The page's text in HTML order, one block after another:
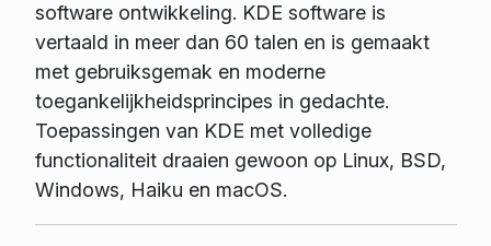
software ontwikkeling. KDE software is
vertaald in meer dan 60 talen en is gemaakt
met gebruiksgemak en moderne
toegankelijkheidsprincipes in gedachte.
Toepassingen van KDE met volledige
functionaliteit draaien gewoon op Linux, BSD,
Windows, Haiku en macOS.